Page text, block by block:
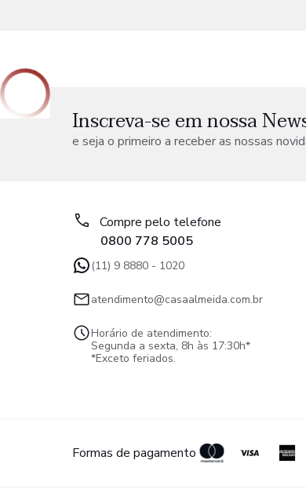
Inscreva-se em nossa
e seja o primeiro a receber as nossas
Compre pelo telefone
0800 778 5005
(11) 9 8880 - 1020
atendimento@casaalmeida.com.br
Horário de atendimento:
Segunda a sexta, 8h às 17:30h*
*Exceto feriados.
Formas de pagamento